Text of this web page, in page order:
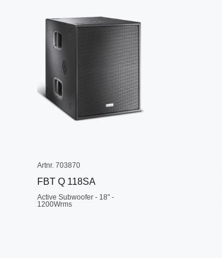
Artnr. 703870
FBT Q 118SA
Active Subwoofer - 18" -
1200Wrms